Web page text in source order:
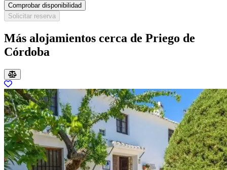
Comprobar disponibilidad
Solicitar reserva
Más alojamientos cerca de Priego de
Córdoba